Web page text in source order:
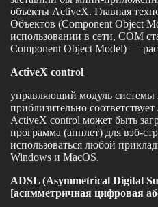
объекты ActiveX. Главная
Объектов (Component Object
использовании в сети, COM
Component Object Model) —
ActiveX control
управляющий модуль
приблизительно
ActiveX control может быть
программа (апплет) для вэб-
использоваться любой
Windows и MacOS.
ADSL (Asymmetrical Digital
[асимметричная цифровая